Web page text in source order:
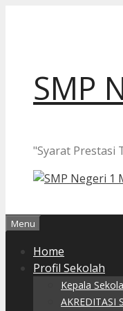
SMP
"Syarat Prestasi
Menu
Home
Profil Sekolah
Kepala
AKREDITASI